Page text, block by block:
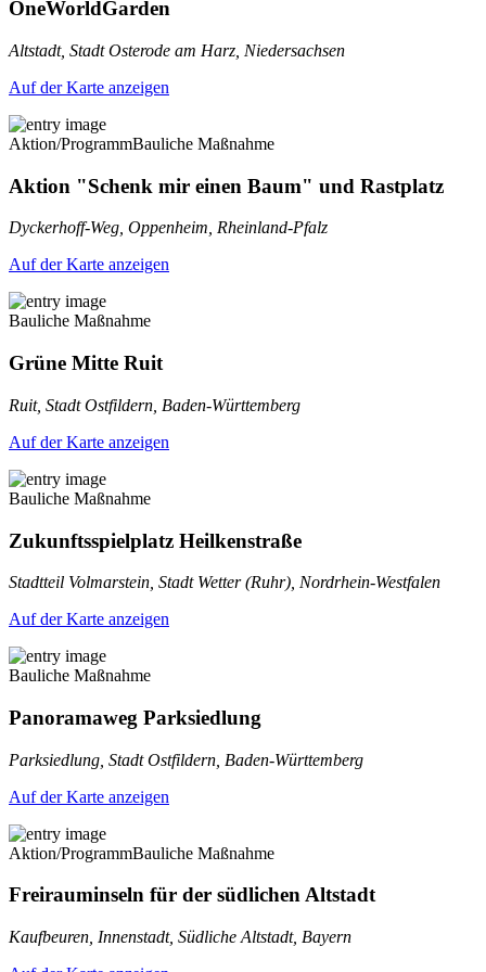
OneWorldGarden
Altstadt, Stadt Osterode am Harz, Niedersachsen
Auf der Karte anzeigen
Aktion/ProgrammBauliche Maßnahme
Aktion "Schenk mir einen Baum" und Rastplatz
Dyckerhoff-Weg, Oppenheim, Rheinland-Pfalz
Auf der Karte anzeigen
Bauliche Maßnahme
Grüne Mitte Ruit
Ruit, Stadt Ostfildern, Baden-Württemberg
Auf der Karte anzeigen
Bauliche Maßnahme
Zukunftsspielplatz Heilkenstraße
Stadtteil Volmarstein, Stadt Wetter (Ruhr), Nordrhein-Westfalen
Auf der Karte anzeigen
Bauliche Maßnahme
Panoramaweg Parksiedlung
Parksiedlung, Stadt Ostfildern, Baden-Württemberg
Auf der Karte anzeigen
Aktion/ProgrammBauliche Maßnahme
Freirauminseln für der südlichen Altstadt
Kaufbeuren, Innenstadt, Südliche Altstadt, Bayern